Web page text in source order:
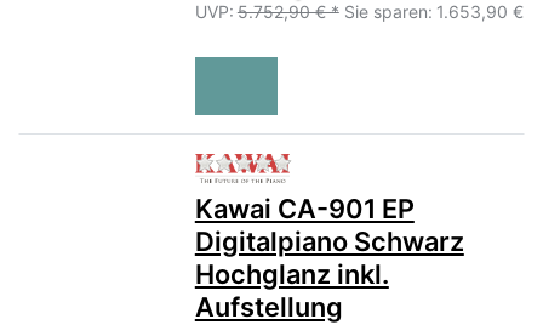
UVP: 5.752,90 € * Sie sparen: 1.653,90 €
Zu diesem Produkt liegen
Kawai CA-901 EP
Digitalpiano Schwarz
Hochglanz inkl.
Aufstellung